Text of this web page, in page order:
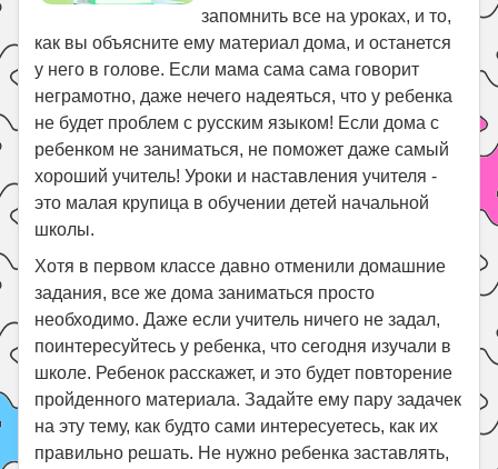
Поиск
запомнить все на уроках, и то,
как вы объясните ему материал дома, и останется
у него в голове. Если мама сама сама говорит
неграмотно, даже нечего надеяться, что у ребенка
не будет проблем с русским языком! Если дома с
ребенком не заниматься, не поможет даже самый
хороший учитель! Уроки и наставления учителя -
это малая крупица в обучении детей начальной
школы.
Хотя в первом классе давно отменили домашние
задания, все же дома заниматься просто
необходимо. Даже если учитель ничего не задал,
поинтересуйтесь у ребенка, что сегодня изучали в
школе. Ребенок расскажет, и это будет повторение
пройденного материала. Задайте ему пару задачек
на эту тему, как будто сами интересуетесь, как их
правильно решать. Не нужно ребенка заставлять,